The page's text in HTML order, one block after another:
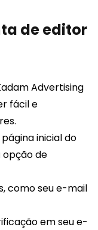
de editor
Advertising
fácil e
inicial do
opção de
como seu e-mail
em seu e-